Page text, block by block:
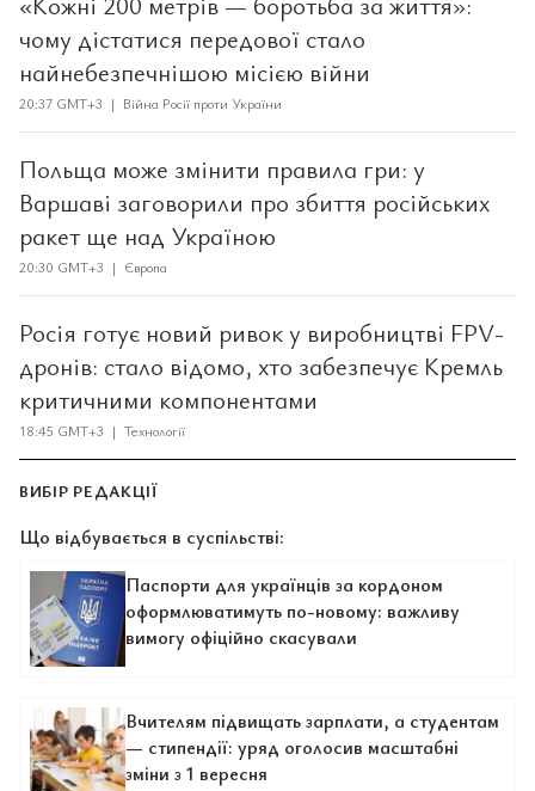
чому дістатися передової стало
найнебезпечнішою місією війни
20:37 GMT+3 | Війна Росії проти України
Польща може змінити правила гри: у
Варшаві заговорили про збиття російських
ракет ще над Україною
20:30 GMT+3 | Європа
Росія готує новий ривок у виробництві FPV-
дронів: стало відомо, хто забезпечує Кремль
критичними компонентами
18:45 GMT+3 | Технології
ВИБІР РЕДАКЦІЇ
Що відбувається в суспільстві:
Паспорти для українців за кордоном
оформлюватимуть по-новому: важливу
вимогу офіційно скасували
Вчителям підвищать зарплати, а студентам
— стипендії: уряд оголосив масштабні
зміни з 1 вересня